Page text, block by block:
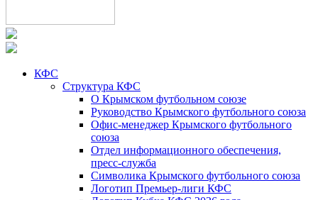
КФС
Структура КФС
О Крымском футбольном союзе
Руководство Крымского футбольного союза
Офис-менеджер Крымского футбольного
союза
Отдел информационного обеспечения,
пресс-служба
Символика Крымского футбольного союза
Логотип Премьер-лиги КФС